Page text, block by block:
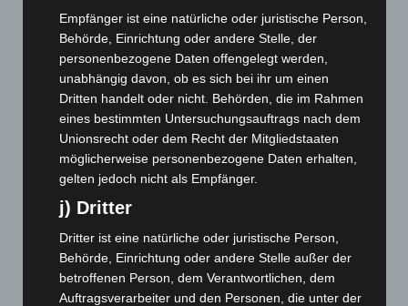
Februar 2024(103)
Januar 2024(111)
Dezember 2023(130)
November 2023(130)
Oktober 2023
(114)
September 2023(133)
August 2023(134)
Juli 2023(118)
Juni 2023(142)
Mai 2023(139)
April 2023(155)
Empfänger ist eine natürliche oder juristische Person,
Behörde, Einrichtung oder andere Stelle, der
personenbezogene Daten offengelegt werden,
unabhängig davon, ob es sich bei ihr um einen
Dritten handelt oder nicht. Behörden, die im Rahmen
eines bestimmten Untersuchungsauftrags nach dem
Unionsrecht oder dem Recht der Mitgliedstaaten
möglicherweise personenbezogene Daten erhalten,
gelten jedoch nicht als Empfänger.
j) Dritter
Dritter ist eine natürliche oder juristische Person,
Behörde, Einrichtung oder andere Stelle außer der
betroffenen Person, dem Verantwortlichen, dem
Auftragsverarbeiter und den Personen, die unter der